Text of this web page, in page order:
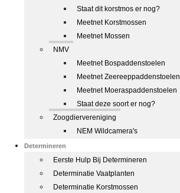
Staat dit korstmos er nog?
Meetnet Korstmossen
Meetnet Mossen
NMV
Meetnet Bospaddenstoelen
Meetnet Zeereeppaddenstoelen
Meetnet Moeraspaddenstoelen
Staat deze soort er nog?
Zoogdiervereniging
NEM Wildcamera's
Determineren
Eerste Hulp Bij Determineren
Determinatie Vaatplanten
Determinatie Korstmossen